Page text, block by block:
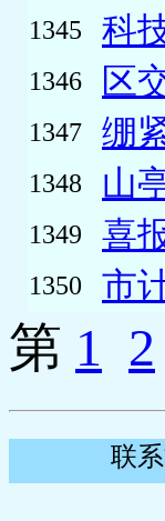
1345 科
1346 区
1347 绷
1348 山
1349 喜
1350 市
第 1 2
联